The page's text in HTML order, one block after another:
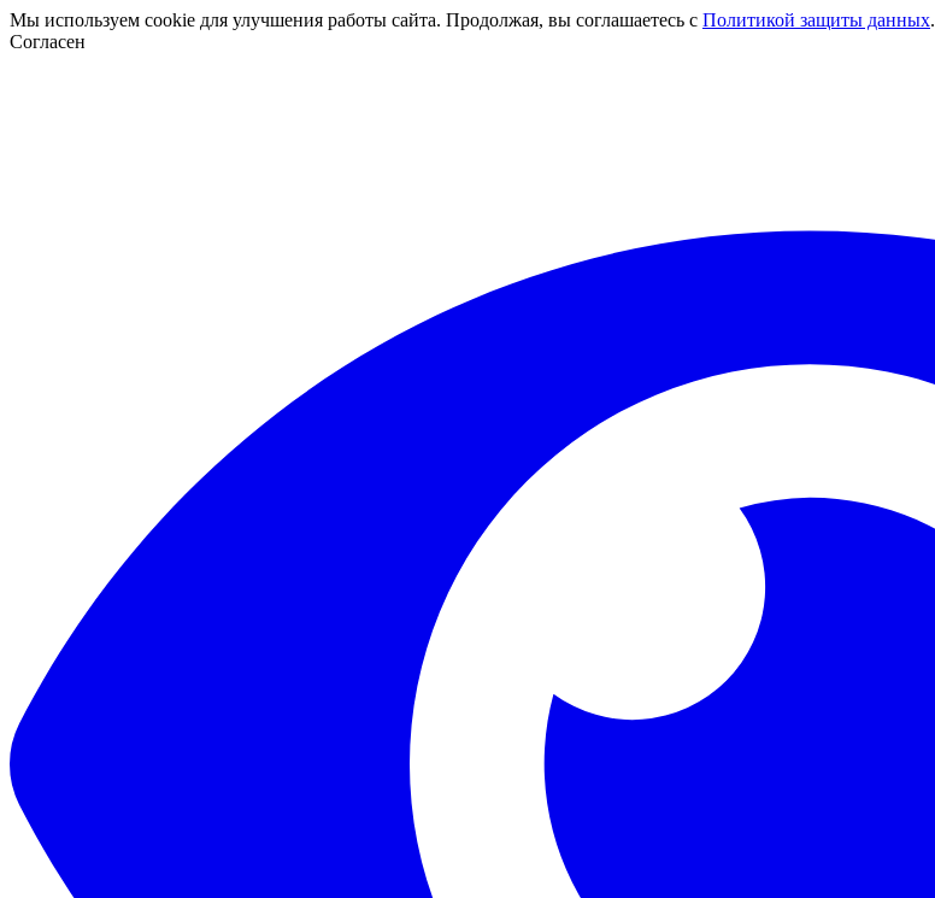
Мы используем cookie для улучшения работы сайта. Продолжая, вы соглашаетесь с Политикой защиты данных.
Согласен